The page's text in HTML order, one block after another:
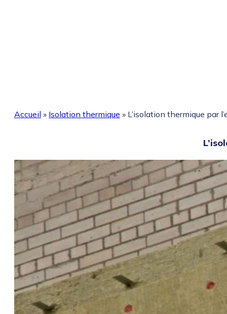
Accueil » Isolation thermique » L’isolation thermique par